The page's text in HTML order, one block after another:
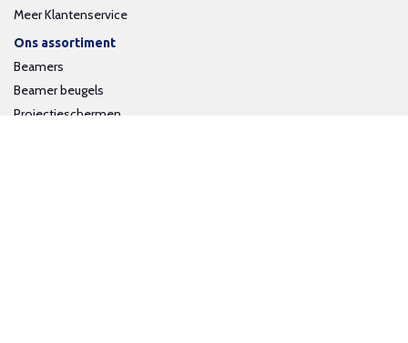
Meer Klantenservice
Ons assortiment
Beamers
Beamer beugels
Projectieschermen